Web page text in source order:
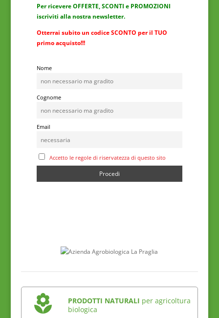
Per ricevere OFFERTE, SCONTI e PROMOZIONI
iscriviti alla nostra newsletter.
Otterrai subito un codice SCONTO per il TUO
primo acquisto!!!
Nome
Cognome
Email
Accetto le regole di riservatezza di questo sito
PRODOTTI NATURALI per agricoltura
biologica